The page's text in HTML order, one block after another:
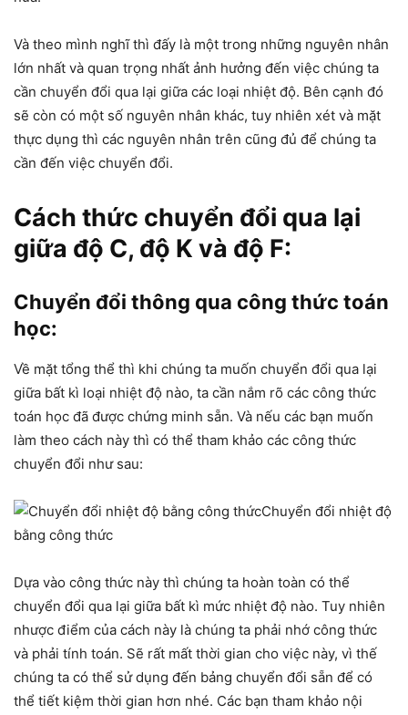
Và theo mình nghĩ thì đấy là một trong những nguyên nhân
lớn nhất và quan trọng nhất ảnh hưởng đến việc chúng ta
cần chuyển đổi qua lại giữa các loại nhiệt độ. Bên cạnh đó
sẽ còn có một số nguyên nhân khác, tuy nhiên xét và mặt
thực dụng thì các nguyên nhân trên cũng đủ để chúng ta
cần đến việc chuyển đổi.
Cách thức chuyển đổi qua lại
giữa độ C, độ K và độ F:
Chuyển đổi thông qua công thức toán
học:
Về mặt tổng thể thì khi chúng ta muốn chuyển đổi qua lại
giữa bất kì loại nhiệt độ nào, ta cần nắm rõ các công thức
toán học đã được chứng minh sẵn. Và nếu các bạn muốn
làm theo cách này thì có thể tham khảo các công thức
chuyển đổi như sau:
Chuyển đổi nhiệt độ
bằng công thức
Dựa vào công thức này thì chúng ta hoàn toàn có thể
chuyển đổi qua lại giữa bất kì mức nhiệt độ nào. Tuy nhiên
nhược điểm của cách này là chúng ta phải nhớ công thức
và phải tính toán. Sẽ rất mất thời gian cho việc này, vì thế
chúng ta có thể sử dụng đến bảng chuyển đổi sẵn để có
thể tiết kiệm thời gian hơn nhé. Các bạn tham khảo nội